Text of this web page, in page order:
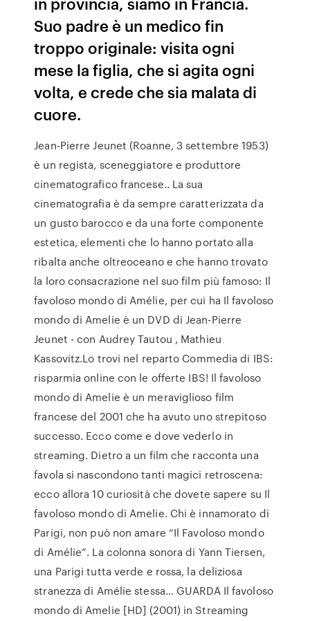
Suo padre è un medico fin
troppo originale: visita ogni
mese la figlia, che si agita ogni
volta, e crede che sia malata di
cuore.
Jean-Pierre Jeunet (Roanne, 3 settembre 1953)
è un regista, sceneggiatore e produttore
cinematografico francese.. La sua
cinematografia è da sempre caratterizzata da
un gusto barocco e da una forte componente
estetica, elementi che lo hanno portato alla
ribalta anche oltreoceano e che hanno trovato
la loro consacrazione nel suo film più famoso: Il
favoloso mondo di Amélie, per cui ha Il favoloso
mondo di Amelie è un DVD di Jean-Pierre
Jeunet - con Audrey Tautou , Mathieu
Kassovitz.Lo trovi nel reparto Commedia di IBS:
risparmia online con le offerte IBS! Il favoloso
mondo di Amelie è un meraviglioso film
francese del 2001 che ha avuto uno strepitoso
successo. Ecco come e dove vederlo in
streaming. Dietro a un film che racconta una
favola si nascondono tanti magici retroscena:
ecco allora 10 curiosità che dovete sapere su Il
favoloso mondo di Amelie. Chi è innamorato di
Parigi, non può non amare “Il Favoloso mondo
di Amélie”. La colonna sonora di Yann Tiersen,
una Parigi tutta verde e rossa, la deliziosa
stranezza di Amélie stessa… GUARDA Il favoloso
mondo di Amelie [HD] (2001) in Streaming